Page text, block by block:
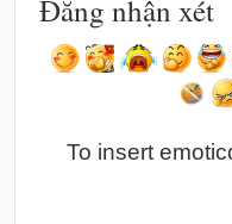
Đăng nhận xét
To insert